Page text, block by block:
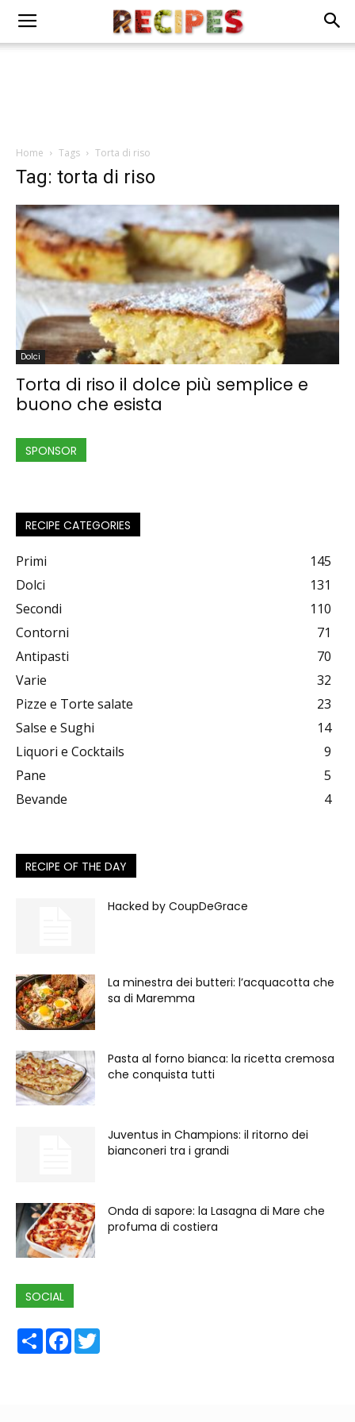
Home Tags Torta di riso
Tag: torta di riso
Dolci
Torta di riso il dolce più semplice e
buono che esista
SPONSOR
RECIPE CATEGORIES
Primi
145
Dolci
131
Secondi
110
Contorni
71
Antipasti
70
Varie
32
Pizze e Torte salate
23
Salse e Sughi
14
Liquori e Cocktails
9
Pane
5
Bevande
4
RECIPE OF THE DAY
Hacked by CoupDeGrace
La minestra dei butteri: l’acquacotta che
sa di Maremma
Pasta al forno bianca: la ricetta cremosa
che conquista tutti
Juventus in Champions: il ritorno dei
bianconeri tra i grandi
Onda di sapore: la Lasagna di Mare che
profuma di costiera
SOCIAL
ShareFacebook